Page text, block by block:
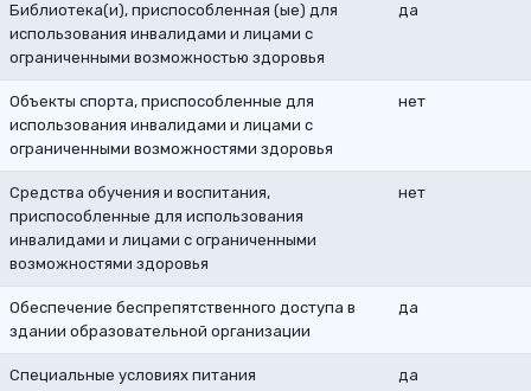
Библиотека(и), приспособленная (ые) для
использования инвалидами и лицами с
ограниченными возможностью здоровья
да
Объекты спорта, приспособленные для
использования инвалидами и лицами с
ограниченными возможностями здоровья
нет
Средства обучения и воспитания,
приспособленные для использования
инвалидами и лицами с ограниченными
возможностями здоровья
нет
Обеспечение беспрепятственного доступа в
здании образовательной организации
да
Специальные условиях питания да